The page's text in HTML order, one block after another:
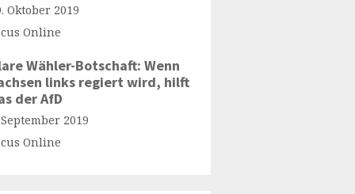
Oktober 2019
Online
Wähler-Botschaft: Wenn
links regiert wird, hilft
der AfD
2019
Online